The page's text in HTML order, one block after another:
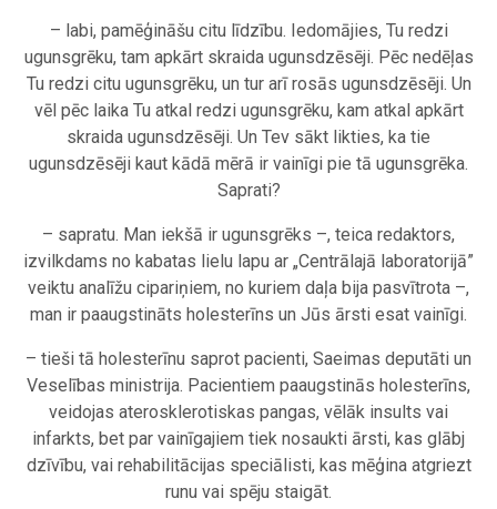
– labi, pamēģināšu citu līdzību. Iedomājies, Tu redzi
ugunsgrēku, tam apkārt skraida ugunsdzēsēji. Pēc nedēļas
Tu redzi citu ugunsgrēku, un tur arī rosās ugunsdzēsēji. Un
vēl pēc laika Tu atkal redzi ugunsgrēku, kam atkal apkārt
skraida ugunsdzēsēji. Un Tev sākt likties, ka tie
ugunsdzēsēji kaut kādā mērā ir vainīgi pie tā ugunsgrēka.
Saprati?
– sapratu. Man iekšā ir ugunsgrēks –, teica redaktors,
izvilkdams no kabatas lielu lapu ar „Centrālajā laboratorijā”
veiktu analīžu cipariņiem, no kuriem daļa bija pasvītrota –,
man ir paaugstināts holesterīns un Jūs ārsti esat vainīgi.
– tieši tā holesterīnu saprot pacienti, Saeimas deputāti un
Veselības ministrija. Pacientiem paaugstinās holesterīns,
veidojas aterosklerotiskas pangas, vēlāk insults vai
infarkts, bet par vainīgajiem tiek nosaukti ārsti, kas glābj
dzīvību, vai rehabilitācijas speciālisti, kas mēģina atgriezt
runu vai spēju staigāt.